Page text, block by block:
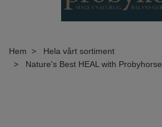
Hem
Hela vårt sortiment
Nature's Best HEAL with Probyhorse